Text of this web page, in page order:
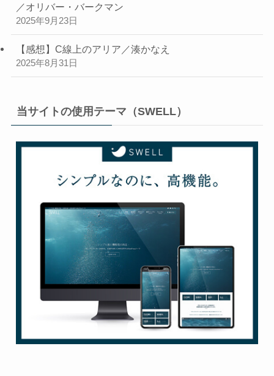
／オリバー・バークマン
2025年9月23日
【感想】C線上のアリア／湊かなえ
2025年8月31日
当サイトの使用テーマ（SWELL）